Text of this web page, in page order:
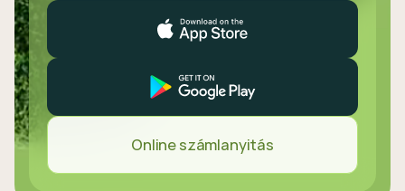
Online számlanyitás